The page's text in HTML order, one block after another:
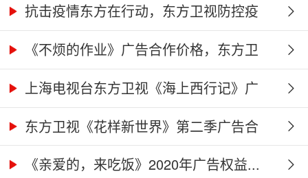
抗击疫情东方在行动，东方卫视防控疫
情...《不烦的作业》广告合作价格，东方卫
视...上海电视台东方卫视《海上西行记》广
告...东方卫视《花样新世界》第二季广告合
作...《亲爱的，来吃饭》2020年广告权益...